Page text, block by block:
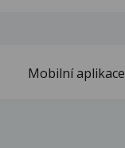
Mobilní aplikace